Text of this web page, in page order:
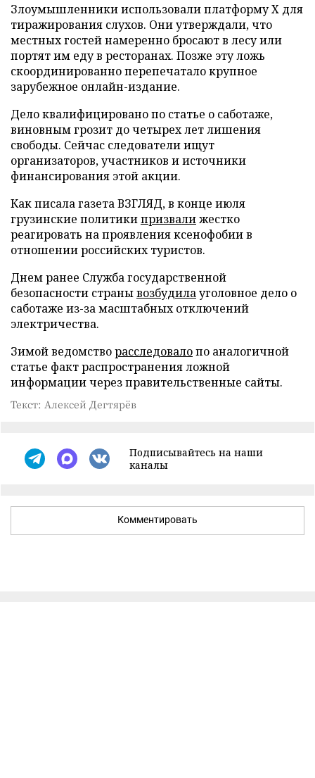
Злоумышленники использовали платформу X для
тиражирования слухов. Они утверждали, что
местных гостей намеренно бросают в лесу или
портят им еду в ресторанах. Позже эту ложь
скоординированно перепечатало крупное
зарубежное онлайн-издание.
Дело квалифицировано по статье о саботаже,
виновным грозит до четырех лет лишения
свободы. Сейчас следователи ищут
организаторов, участников и источники
финансирования этой акции.
Как писала газета ВЗГЛЯД, в конце июля
грузинские политикипризвалижестко
реагировать на проявления ксенофобии в
отношении российских туристов.
Днем ранее Служба государственной
безопасности странывозбудилауголовное дело о
саботаже из-за масштабных отключений
электричества.
Зимой ведомстворасследовалопо аналогичной
статье факт распространения ложной
информации через правительственные сайты.
Текст: Алексей Дегтярёв
Подписывайтесь на наши
каналы
Комментировать